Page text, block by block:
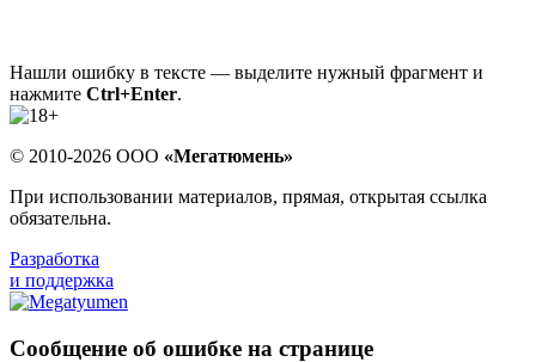
Нашли ошибку в тексте — выделите нужный фрагмент и
нажмите Ctrl+Enter.
© 2010-2026 ООО «Мегатюмень»
При использовании материалов, прямая, открытая ссылка
обязательна.
Разработка
и поддержка
Сообщение об ошибке на странице